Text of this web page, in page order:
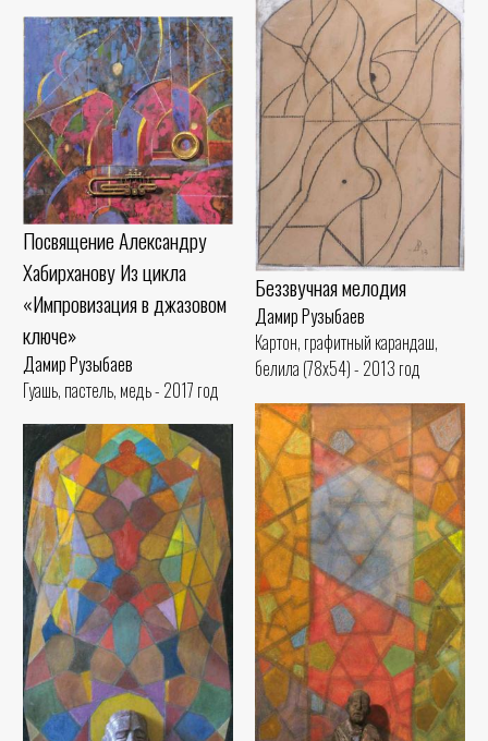
Беззвучная мелодия
Дамир Рузыбаев
Картон, графитный карандаш,
белила (78x54) - 2013 год
Посвящение Александру
Хабирханову Из цикла
«Импровизация в джазовом
ключе»
Дамир Рузыбаев
Гуашь, пастель, медь - 2017 год